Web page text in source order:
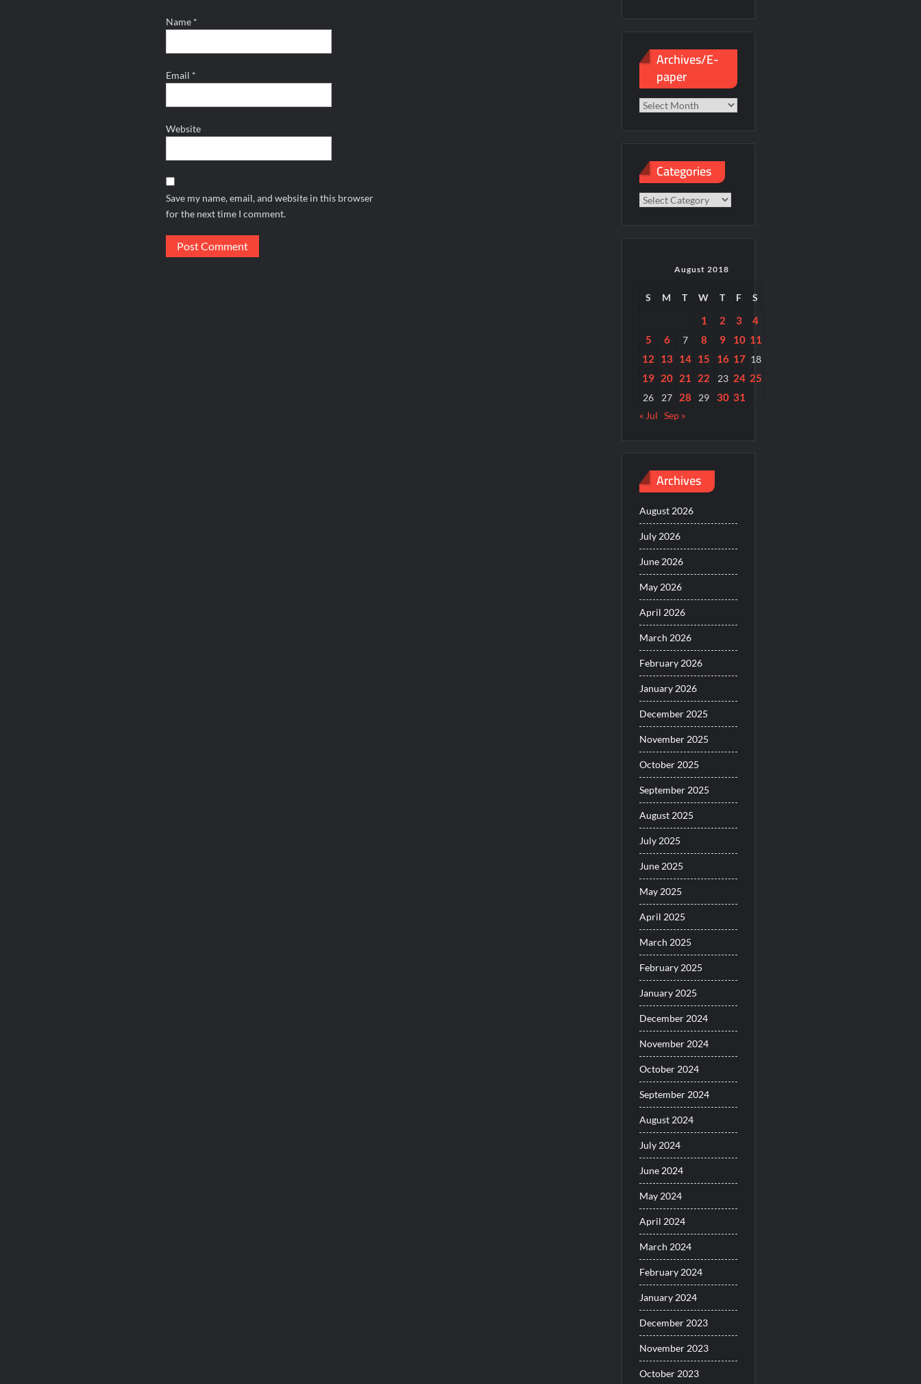
Name *
Email *
Website
Save my name, email, and website in this browser
for the next time I comment.
Archives/E-
paper
Archives/E-
Categories
Categories
August 2018
S M T W T F S
1 2 3
4
5
6 7 8 9 10 11
12
13 14 15 16 17 18
19 20 21 22 23 24 25
26 27 28 29 30 31
« Jul Sep »
Archives
August 2026
July 2026
June 2026
May 2026
April 2026
March 2026
February 2026
January 2026
December 2025
November 2025
October 2025
September 2025
August 2025
July 2025
June 2025
May 2025
April 2025
March 2025
February 2025
January 2025
December 2024
November 2024
October 2024
September 2024
August 2024
July 2024
June 2024
May 2024
April 2024
March 2024
February 2024
January 2024
December 2023
November 2023
October 2023